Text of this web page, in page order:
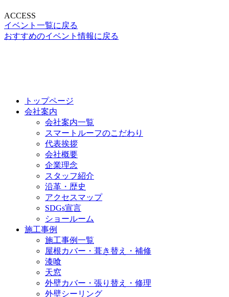
ACCESS
イベント一覧に戻る
おすすめのイベント情報に戻る
トップページ
会社案内
会社案内一覧
スマートルーフのこだわり
代表挨拶
会社概要
企業理念
スタッフ紹介
沿革・歴史
アクセスマップ
SDGs宣言
ショールーム
施工事例
施工事例一覧
屋根カバー・葺き替え・補修
漆喰
天窓
外壁カバー・張り替え・修理
外壁シーリング